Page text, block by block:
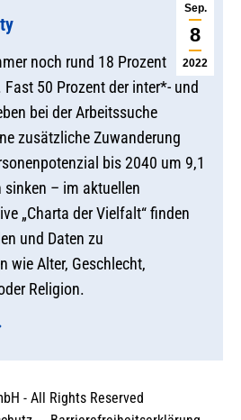
Sep.
8
2022
noch rund 18 Prozent
50 Prozent der inter*- und
bei der Arbeitssuche
zusätzliche Zuwanderung
bis 2040 um 9,1
– im aktuellen
„Charta der Vielfalt“ finden
und Daten zu
wie Alter, Geschlecht,
Religion.
- All Rights Reserved